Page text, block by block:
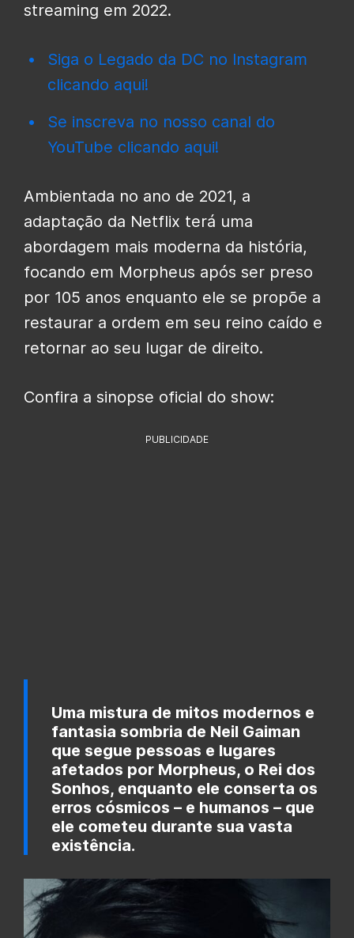
streaming em 2022.
Siga o Legado da DC no Instagram
clicando aqui!
Se inscreva no nosso canal do
YouTube clicando aqui!
Ambientada no ano de 2021, a
adaptação da Netflix terá uma
abordagem mais moderna da história,
focando em Morpheus após ser preso
por 105 anos enquanto ele se propõe a
restaurar a ordem em seu reino caído e
retornar ao seu lugar de direito.
Confira a sinopse oficial do show:
PUBLICIDADE
Uma mistura de mitos modernos e
fantasia sombria de Neil Gaiman
que segue pessoas e lugares
afetados por Morpheus, o Rei dos
Sonhos, enquanto ele conserta os
erros cósmicos – e humanos – que
ele cometeu durante sua vasta
existência.